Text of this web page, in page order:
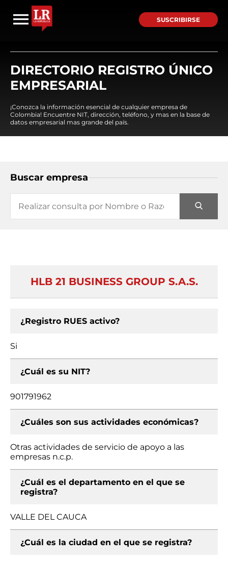
SUSCRIBIRSE
DIRECTORIO REGISTRO ÚNICO
EMPRESARIAL
¡Conozca la información esencial de cualquier empresa de
Colombia! Encuentre NIT, dirección, teléfono, y mas en la base de
datos empresarial mas grande del país.
Buscar empresa
HLB 21 BUSINESS GROUP S.A.S.
¿Registro RUES activo?
Si
¿Cuál es su NIT?
901791962
¿Cuáles son sus actividades económicas?
Otras actividades de servicio de apoyo a las
empresas n.c.p.
¿Cuál es el departamento en el que se
registra?
VALLE DEL CAUCA
¿Cuál es la ciudad en el que se registra?